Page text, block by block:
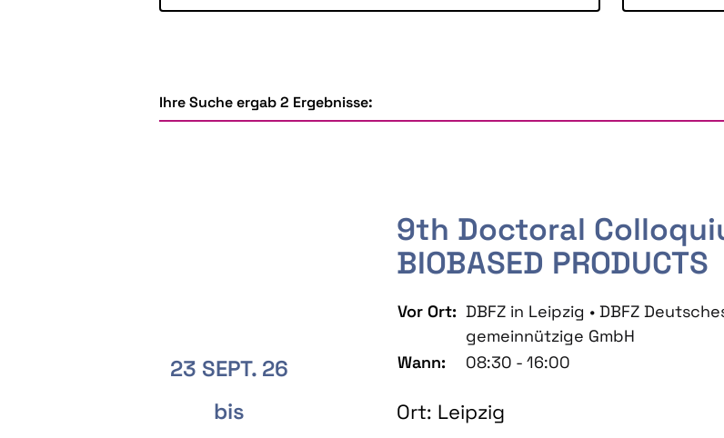
Ihre Suche ergab 2 Ergebnisse:
23 SEPT. 26
bis
9th Doctoral
BIOBASED PRODUCTS
Vor Ort: DBFZ in Leipzig • DBFZ
gemeinnützige GmbH
Wann:
08:30 - 16:00
Ort: Leipzig